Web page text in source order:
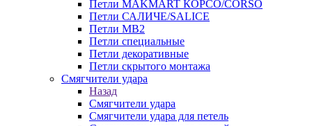
Петли MAKMART КОРСО/CORSO
Петли САЛИЧЕ/SALICE
Петли MB2
Петли специальные
Петли декоративные
Петли скрытого монтажа
Смягчители удара
Назад
Смягчители удара
Смягчители удара для петель